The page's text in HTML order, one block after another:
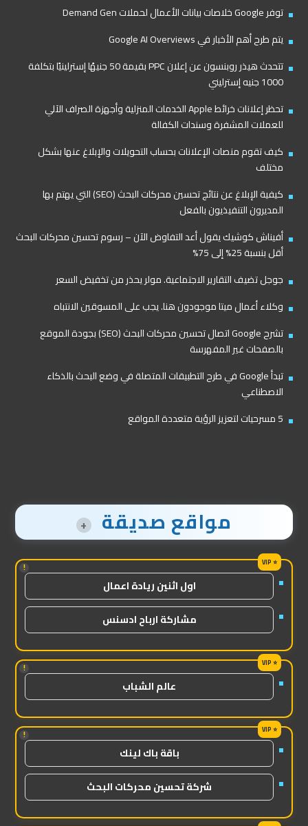
توفر Google خلاصات بيانات الأعمال لحملات Demand Gen
يتم طرح أهم الأخبار في Google AI Overviews
تتحدث هيذر روبنسون عن إعلان PPC بقيمة 50 جنيهًا إسترلينيًا بتكلفة
1000 جنيه إسترليني
تحظر إعلانات خرائط Apple الخدمات المنزلية وأجهزة الصراف الآلي
للعملات المشفرة وسندات الكفالة
كيف تقوم منصات الإعلانات بحساب التحويلات والإبلاغ عنها بشكل
مختلف
كيفية الإبلاغ عن نتائج تحسين محركات البحث (SEO) التي يهتم بها
المديرون التنفيذيون بالفعل
أفيناش كوشيك يقول أعد التفاوض الآن – رسوم تحسين محركات البحث
أقل بنسبة 25% إلى 75%
جوجل تضيف التقارير الاجتماعية. مولر يحذر من تخفيض السعر
وكلاء أعمال ميتا موجودون هنا. يجب على المسوقين الانتباه
تشرح Google اتصال تحسين محركات البحث (SEO) بجودة الموقع
بالصفحات غير المفهرسة
تبدأ Google في طرح التطبيقات المتصلة في وضع البحث بالذكاء
الاصطناعي
5 مسرحيات لتعزيز الرؤية متعددة المواقع
مواقع صديقة +
!
اول اثنين ريادة اعمال
مشاركة ارباح ادسنس
!
عالم الشباب
!
باقة باك لينك
شركة تحسين محركات البحث